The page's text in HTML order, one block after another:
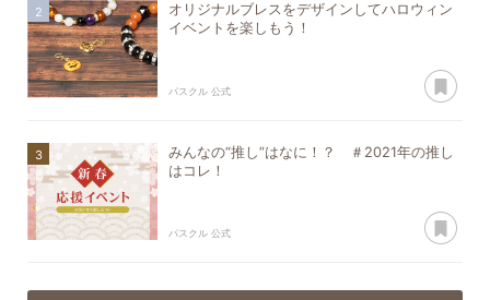
オリジナルブレスをデザインしてハロウィン
イベントを楽しもう！
パスクル 公式
みんなの“推し”はなに！？ ＃2021年の推し
はコレ！
パスクル 公式